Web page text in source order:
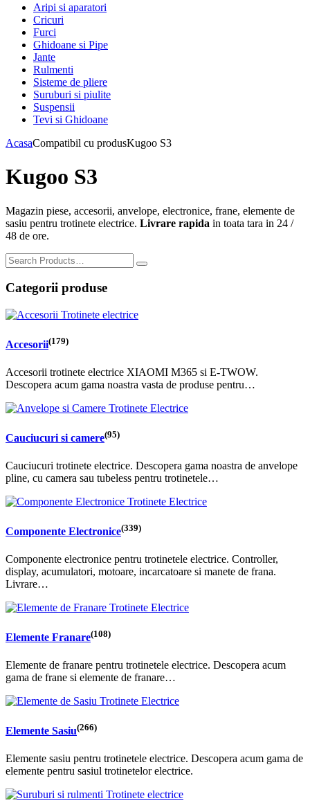
Aripi si aparatori
Cricuri
Furci
Ghidoane si Pipe
Jante
Rulmenti
Sisteme de pliere
Suruburi si piulite
Suspensii
Tevi si Ghidoane
AcasaCompatibil cu produsKugoo S3
Kugoo S3
Magazin piese, accesorii, anvelope, electronice, frane, elemente de
sasiu pentru trotinete electrice. Livrare rapida in toata tara in 24 /
48 de ore.
Categorii produse
Accesorii(179)
Accesorii trotinete electrice XIAOMI M365 si E-TWOW.
Descopera acum gama noastra vasta de produse pentru…
Cauciucuri si camere(95)
Cauciucuri trotinete electrice. Descopera gama noastra de anvelope
pline, cu camera sau tubeless pentru trotinetele…
Componente Electronice(339)
Componente electronice pentru trotinetele electrice. Controller,
display, acumulatori, motoare, incarcatoare si manete de frana.
Livrare…
Elemente Franare(108)
Elemente de franare pentru trotinetele electrice. Descopera acum
gama de frane si elemente de franare…
Elemente Sasiu(266)
Elemente sasiu pentru trotinetele electrice. Descopera acum gama de
elemente pentru sasiul trotinetelor electrice.